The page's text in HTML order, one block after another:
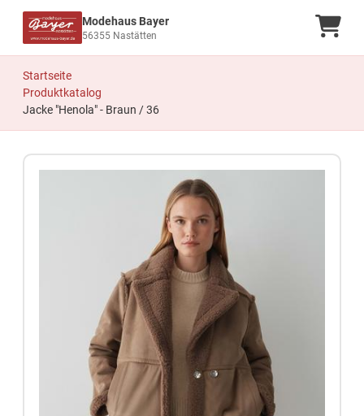
Modehaus Bayer
56355 Nastätten
Startseite
Produktkatalog
Jacke "Henola" - Braun / 36